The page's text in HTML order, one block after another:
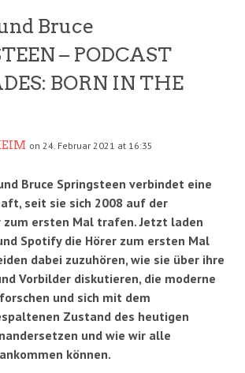
Bruce
– PODCAST
BORN IN THE
on 24. Februar 2021 at 16:35
Bruce Springsteen verbindet eine
seit sie sich 2008 auf der
ersten Mal trafen. Jetzt laden
Spotify die Hörer zum ersten Mal
dabei zuzuhören, wie sie über ihre
Vorbilder diskutieren, die moderne
und sich mit dem
Zustand des heutigen
und wie wir alle
können.